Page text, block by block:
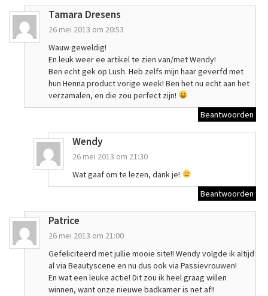
Tamara Dresens
26 mei 2013 om 20:53
Wauw geweldig!
En leuk weer ee artikel te zien van/met Wendy!
Ben echt gek op Lush. Heb zelfs mijn haar geverfd met
hun Henna product vorige week! Ben het nu echt aan het
verzamalen, en die zou perfect zijn!
Beantwoorden
Wendy
26 mei 2013 om 21:30
Wat gaaf om te lezen, dank je!
Beantwoorden
Patrice
26 mei 2013 om 21:00
Gefeliciteerd met jullie mooie site!! Wendy volgde ik altijd
al via Beautyscene en nu dus ook via Passievrouwen!
En wat een leuke actie! Dit zou ik heel graag willen
winnen, want onze nieuwe badkamer is net af!!